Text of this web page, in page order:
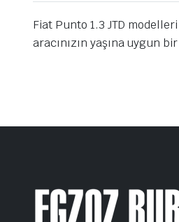
Fiat Punto 1.3 JTD
aracınızın yaşına uygun